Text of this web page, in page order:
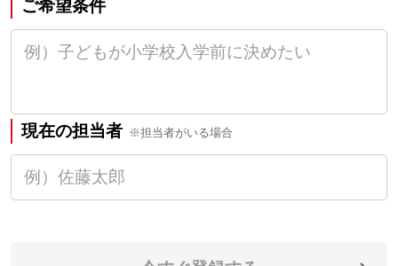
ご希望条件
現在の担当者 ※担当者がいる場合